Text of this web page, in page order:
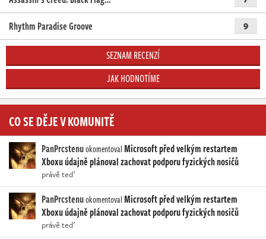
Rhythm Paradise Groove 9
SEZNAM RECENZÍ
JAK HODNOTÍME
CO SE DĚJE V KOMUNITĚ
PanPrcstenuokomentovalMicrosoft před velkým restartem
Xboxu údajně plánoval zachovat podporu fyzických nosičů
právě teď
PanPrcstenuokomentovalMicrosoft před velkým restartem
Xboxu údajně plánoval zachovat podporu fyzických nosičů
právě teď